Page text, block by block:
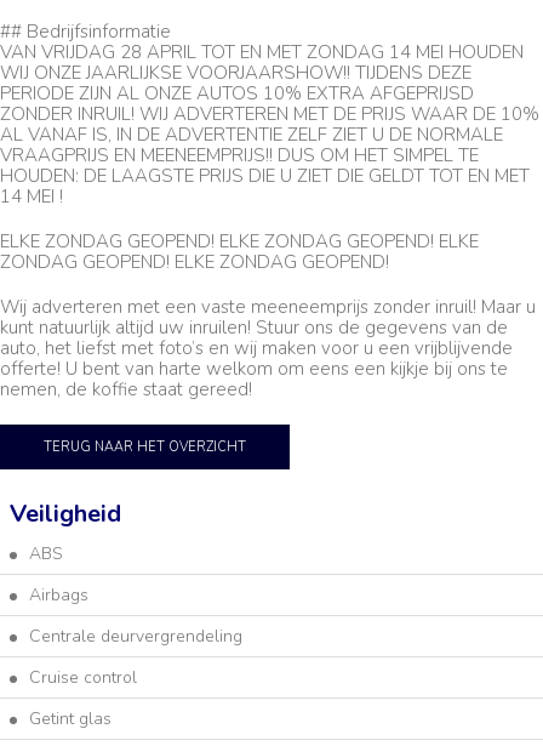
## Bedrijfsinformatie
VAN VRIJDAG 28 APRIL TOT EN MET ZONDAG 14 MEI HOUDEN
WIJ ONZE JAARLIJKSE VOORJAARSHOW!! TIJDENS DEZE
PERIODE ZIJN AL ONZE AUTOS 10% EXTRA AFGEPRIJSD
ZONDER INRUIL! WIJ ADVERTEREN MET DE PRIJS WAAR DE 10%
AL VANAF IS, IN DE ADVERTENTIE ZELF ZIET U DE NORMALE
VRAAGPRIJS EN MEENEEMPRIJS!! DUS OM HET SIMPEL TE
HOUDEN: DE LAAGSTE PRIJS DIE U ZIET DIE GELDT TOT EN MET
14 MEI !
ELKE ZONDAG GEOPEND! ELKE ZONDAG GEOPEND! ELKE
ZONDAG GEOPEND! ELKE ZONDAG GEOPEND!
Wij adverteren met een vaste meeneemprijs zonder inruil! Maar u
kunt natuurlijk altijd uw inruilen! Stuur ons de gegevens van de
auto, het liefst met foto’s en wij maken voor u een vrijblijvende
offerte! U bent van harte welkom om eens een kijkje bij ons te
nemen, de koffie staat gereed!
TERUG NAAR HET OVERZICHT
Veiligheid
ABS
Airbags
Centrale deurvergrendeling
Cruise control
Getint glas